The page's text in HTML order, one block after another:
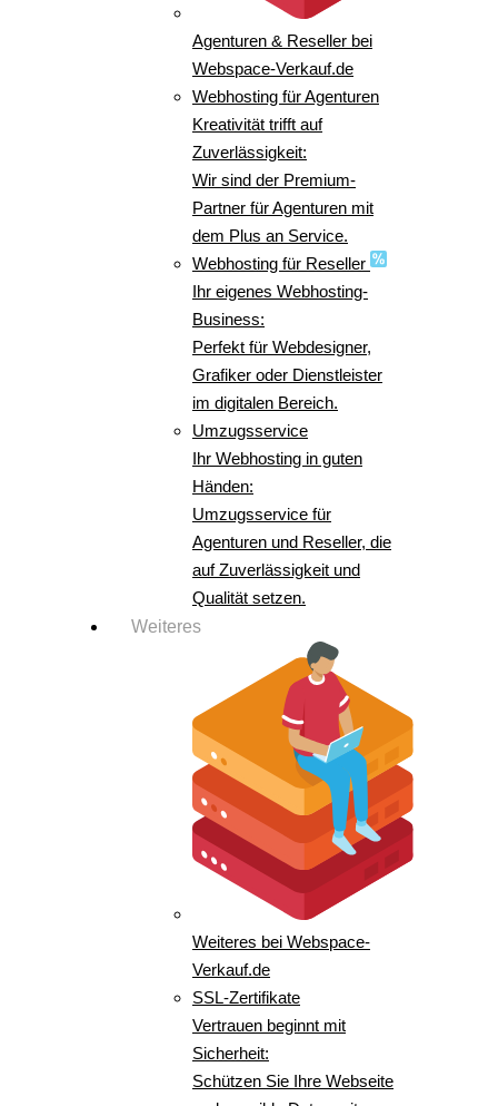
Agenturen & Reseller bei
Webspace-Verkauf.de
Webhosting für Agenturen
Kreativität trifft auf
Zuverlässigkeit:
Wir sind der Premium-
Partner für Agenturen mit
dem Plus an Service.
Webhosting für Reseller
Ihr eigenes Webhosting-
Business:
Perfekt für Webdesigner,
Grafiker oder Dienstleister
im digitalen Bereich.
Umzugsservice
Ihr Webhosting in guten
Händen:
Umzugsservice für
Agenturen und Reseller, die
auf Zuverlässigkeit und
Qualität setzen.
Weiteres
Weiteres bei Webspace-
Verkauf.de
SSL-Zertifikate
Vertrauen beginnt mit
Sicherheit:
Schützen Sie Ihre Webseite